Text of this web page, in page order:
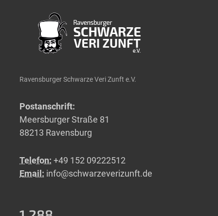
Ravensburger Schwarze Veri Zunft e.V.
Postanschrift:
Meersburger Straße 81
88213 Ravensburg
Telefon: +49 152 09222512
Email: info@schwarzeverizunft.de